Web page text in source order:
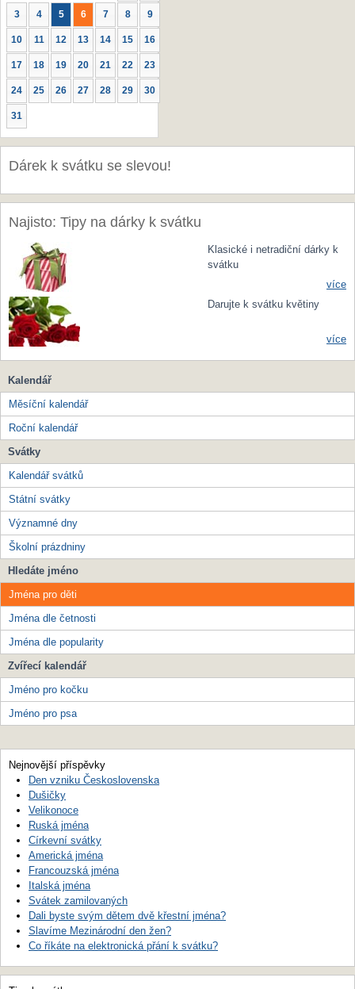
3 4 5 6 7 8 9
10 11 12 13 14 15 16
17 18 19 20 21 22 23
24 25 26 27 28 29 30
31
Dárek k svátku se slevou!
Najisto: Tipy na dárky k svátku
Klasické i netradiční dárky k
svátku
více
Darujte k svátku květiny
více
Kalendář
Měsíční kalendář
Roční kalendář
Svátky
Kalendář svátků
Státní svátky
Významné dny
Školní prázdniny
Hledáte jméno
Jména pro děti
Jména dle četnosti
Jména dle popularity
Zvířecí kalendář
Jméno pro kočku
Jméno pro psa
Nejnovější příspěvky
Den vzniku Československa
Dušičky
Velikonoce
Ruská jména
Církevní svátky
Americká jména
Francouzská jména
Italská jména
Svátek zamilovaných
Dali byste svým dětem dvě křestní jména?
Slavíme Mezinárodní den žen?
Co říkáte na elektronická přání k svátku?